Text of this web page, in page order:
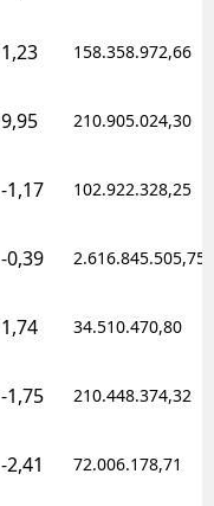
1,23 158.358.972,66
9,95 210.905.024,30
-1,17 102.922.328,25
-0,39 2.616.845.505,75
1,74 34.510.470,80
-1,75 210.448.374,32
-2,41 72.006.178,71